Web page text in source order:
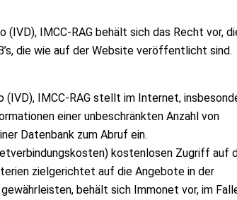
(IVD), IMCC-RAG behält sich das Recht vor,
die wie auf der Website veröffentlicht sind.
(IVD), IMCC-RAG stellt im Internet,
einer unbeschränkten Anzahl von
Datenbank zum Abruf ein.
kostenlosen Zugriff auf
zielgerichtet auf die Angebote in der
behält sich Immonet vor, im